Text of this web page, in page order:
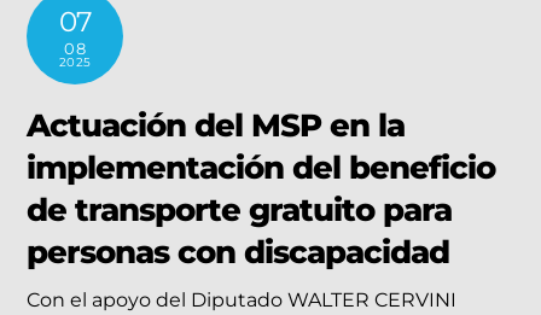
07
08
2025
Actuación del MSP en la
implementación del beneficio
de transporte gratuito para
personas con discapacidad
Con el apoyo del Diputado WALTER CERVINI